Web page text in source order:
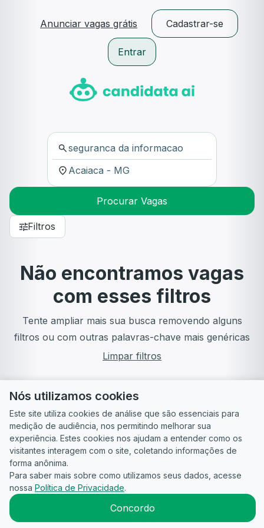
Anunciar vagas grátis Cadastrar-se
Entrar
Procurar Vagas
Filtros
Não encontramos vagas
com esses filtros
Tente ampliar mais sua busca removendo alguns
filtros ou com outras palavras-chave mais genéricas
Limpar filtros
Guia do
Candidato
Para
empresas
Política de
Privacidade
Termos
2026CandidataAI
Nós utilizamos cookies
Este site utiliza cookies de análise que são essenciais para
medição de audiência, nos permitindo melhorar sua
experiência. Estes cookies nos ajudam a entender como os
visitantes interagem com o site, coletando informações de
forma anônima.
Para saber mais sobre como utilizamos seus dados, acesse
nossa Política de Privacidade.
Concordo